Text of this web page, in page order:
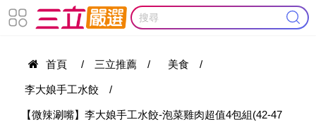
首頁 / 三立推薦 / 美食 /
李大娘手工水餃 /
【微辣涮嘴】李大娘手工水餃-泡菜雞肉超值4包組(42-47